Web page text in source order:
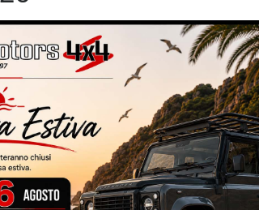
Sospensioni sportive
Streaming musicale integrato
Trazione integrale